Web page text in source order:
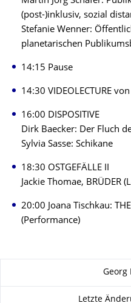
(post-)inklusiv, sozial
Stefanie Wenner:
planetarischen
14:15 Pause
14:30 VIDEOLECTURE
16:00 DISPOSITIVE
Dirk Baecker: Der Fluch
Sylvia Sasse: Schikane
18:30 OSTGEFÄLLE II
Jackie Thomae, BRÜDER
20:00 Joana Tischkau:
(Performance)
Georg
Letzte